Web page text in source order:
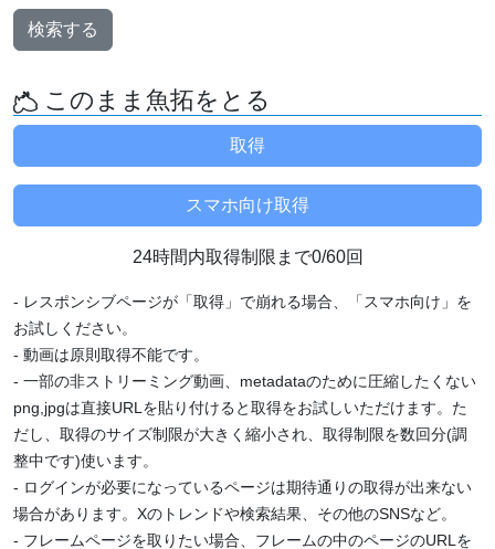
検索する
このまま魚拓をとる
24時間内取得制限まで0/60回
- レスポンシブページが「取得」で崩れる場合、「スマホ向け」を
お試しください。
- 動画は原則取得不能です。
- 一部の非ストリーミング動画、metadataのために圧縮したくない
png,jpgは直接URLを貼り付けると取得をお試しいただけます。た
だし、取得のサイズ制限が大きく縮小され、取得制限を数回分(調
整中です)使います。
- ログインが必要になっているページは期待通りの取得が出来ない
場合があります。Xのトレンドや検索結果、その他のSNSなど。
- フレームページを取りたい場合、フレームの中のページのURLを